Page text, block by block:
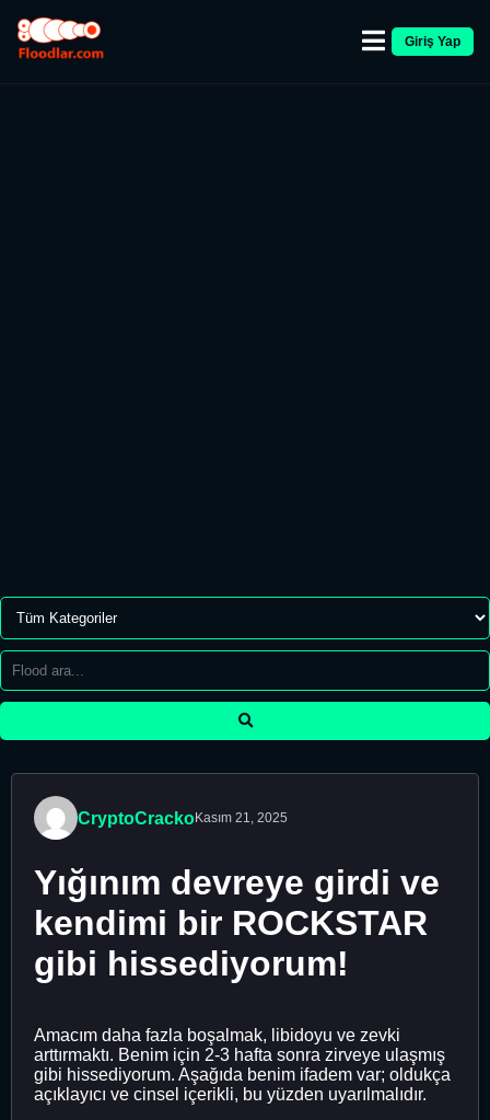
Giriş Yap
CryptoCrackoKasım 21, 2025
Yığınım devreye girdi ve
kendimi bir ROCKSTAR
gibi hissediyorum!
Amacım daha fazla boşalmak, libidoyu ve zevki
arttırmaktı. Benim için 2-3 hafta sonra zirveye ulaşmış
gibi hissediyorum. Aşağıda benim ifadem var; oldukça
açıklayıcı ve cinsel içerikli, bu yüzden uyarılmalıdır.